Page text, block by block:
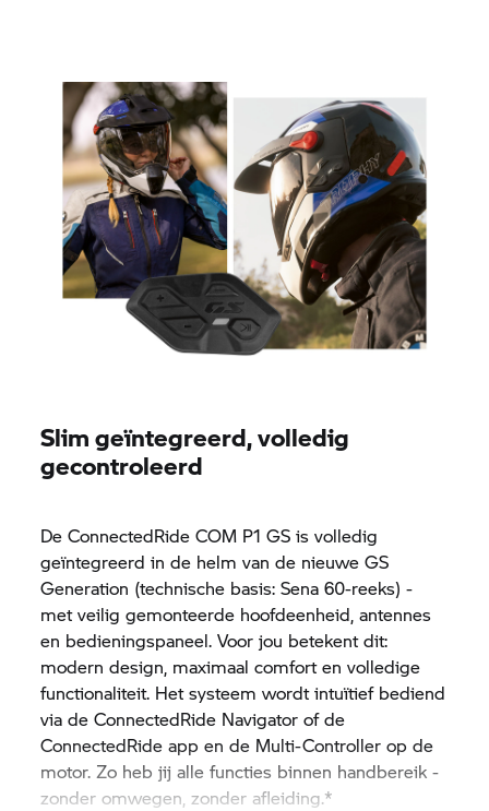
Slim geïntegreerd, volledig
gecontroleerd
De ConnectedRide COM P1 GS is volledig
geïntegreerd in de helm van de nieuwe GS
Generation (technische basis: Sena 60-reeks) -
met veilig gemonteerde hoofdeenheid, antennes
en bedieningspaneel. Voor jou betekent dit:
modern design, maximaal comfort en volledige
functionaliteit. Het systeem wordt intuïtief bediend
via de ConnectedRide Navigator of de
ConnectedRide app en de Multi-Controller op de
motor. Zo heb jij alle functies binnen handbereik -
zonder omwegen, zonder afleiding.*